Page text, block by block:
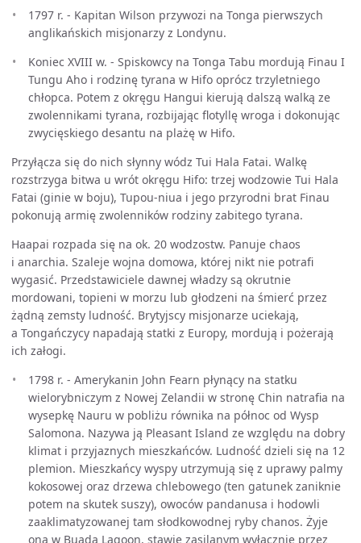
1797 r. - Kapitan Wilson przywozi na Tonga pierwszych
anglikańskich misjonarzy z Londynu.
Koniec XVIII w. - Spiskowcy na Tonga Tabu mordują Finau I
Tungu Aho i rodzinę tyrana w Hifo oprócz trzyletniego
chłopca. Potem z okręgu Hangui kierują dalszą walką ze
zwolennikami tyrana, rozbijając flotyllę wroga i dokonując
zwycięskiego desantu na plażę w Hifo.
Przyłącza się do nich słynny wódz Tui Hala Fatai. Walkę
rozstrzyga bitwa u wrót okręgu Hifo: trzej wodzowie Tui Hala
Fatai (ginie w boju), Tupou-niua i jego przyrodni brat Finau
pokonują armię zwolenników rodziny zabitego tyrana.
Haapai rozpada się na ok. 20 wodzostw. Panuje chaos
i anarchia. Szaleje wojna domowa, której nikt nie potrafi
wygasić. Przedstawiciele dawnej władzy są okrutnie
mordowani, topieni w morzu lub głodzeni na śmierć przez
żądną zemsty ludność. Brytyjscy misjonarze uciekają,
a Tongańczycy napadają statki z Europy, mordują i pożerają
ich załogi.
1798 r. - Amerykanin John Fearn płynący na statku
wielorybniczym z Nowej Zelandii w stronę Chin natrafia na
wysepkę Nauru w pobliżu równika na północ od Wysp
Salomona. Nazywa ją Pleasant Island ze względu na dobry
klimat i przyjaznych mieszkańców. Ludność dzieli się na 12
plemion. Mieszkańcy wyspy utrzymują się z uprawy palmy
kokosowej oraz drzewa chlebowego (ten gatunek zaniknie
potem na skutek suszy), owoców pandanusa i hodowli
zaaklimatyzowanej tam słodkowodnej ryby chanos. Żyje
ona w Buada Lagoon, stawie zasilanym wyłącznie przez